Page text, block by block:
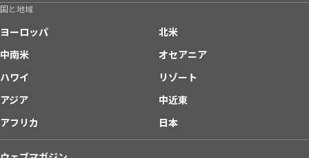
国と地域
ヨーロッパ
北米
中南米
オセアニア
ハワイ
リゾート
アジア
中近東
アフリカ
日本